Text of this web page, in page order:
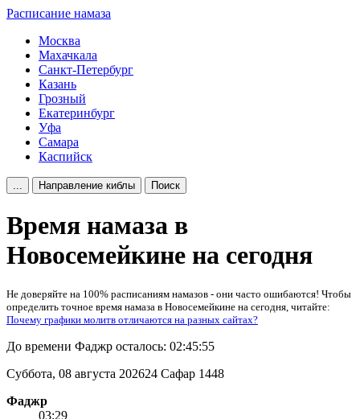
Расписание намаза
Москва
Махачкала
Санкт-Петербург
Казань
Грозный
Екатеринбург
Уфа
Самара
Каспийск
... Направление киблы Поиск
Время намаза в
Новосемейкине на сегодня
Не доверяйте на 100% расписаниям намазов - они часто ошибаются! Чтобы
определить точное время намаза в Новосемейкине на сегодня, читайте:
Почему графики молитв отличаются на разных сайтах?
До времени Фаджр осталось: 02:45:55
Суббота, 08 августа 202624 Сафар 1448
Фаджр
03:29